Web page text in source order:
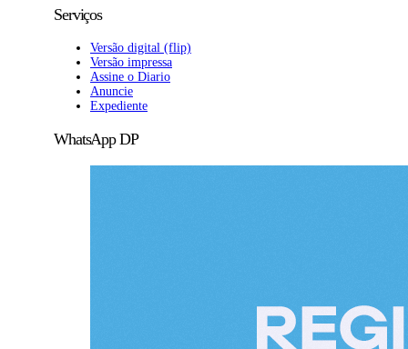
Serviços
Versão digital (flip)
Versão impressa
Assine o Diario
Anuncie
Expediente
WhatsApp DP